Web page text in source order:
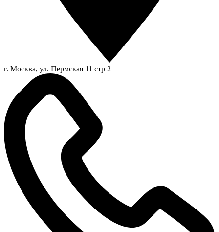
г. Москва, ул. Пермская 11 стр 2